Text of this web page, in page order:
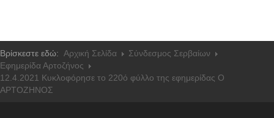
Βρίσκεστε εδώ: Αρχική Σελίδα
Σύνδεσμος Σερβαίων
Εφημερίδα Αρτοζήνος
12.4.2021 Κυκλοφόρησε το 220ό φύλλο της εφημερίδας Ο
ΑΡΤΟΖΗΝΟΣ